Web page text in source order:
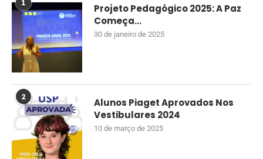
1
Projeto Pedagógico 2025: A Paz
Começa...
30 de janeiro de 2025
2
Alunos Piaget Aprovados Nos
Vestibulares 2024
10 de março de 2025